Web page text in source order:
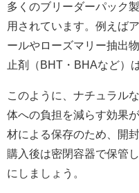
多くのブリーダーパック
用されています。例えば
ールやローズマリー抽出
止剤（BHT・BHAなど）
このように、ナチュラル
体への負担を減らす効果
材による保存のため、開
購入後は密閉容器で保管
にしましょう。